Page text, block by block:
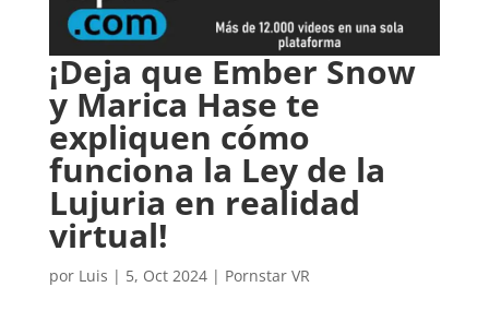
¡Deja que Ember Snow
y Marica Hase te
expliquen cómo
funciona la Ley de la
Lujuria en realidad
virtual!
por Luis | 5, Oct 2024| Pornstar VR